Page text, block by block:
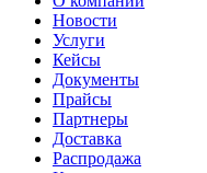
Новости
Услуги
Кейсы
Документы
Прайсы
Партнеры
Доставка
Распродажа